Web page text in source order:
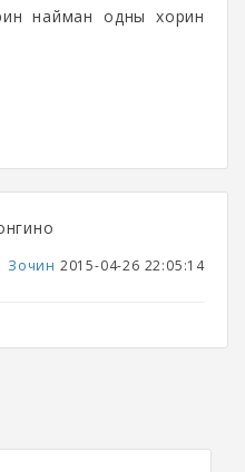
найман одны хорин
Зочин 2015-04-26 22:05:14